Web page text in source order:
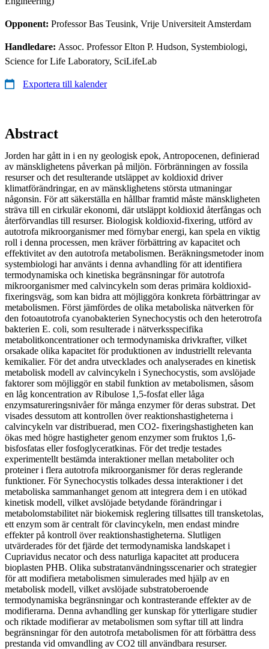
Opponent: Professor Bas Teusink, Vrije Universiteit Amsterdam
Handledare: Assoc. Professor Elton P. Hudson, Systembiologi,
Science for Life Laboratory, SciLifeLab
Exportera till kalender
Abstract
Jorden har gått in i en ny geologisk epok, Antropocenen, definierad
av mänsklighetens påverkan på miljön. Förbränningen av fossila
resurser och det resulterande utsläppet av koldioxid driver
klimatförändringar, en av mänsklighetens största utmaningar
någonsin. För att säkerställa en hållbar framtid måste mänskligheten
sträva till en cirkulär ekonomi, där utsläppt koldioxid återfångas och
återförvandlas till resurser. Biologisk koldioxid-fixering, utförd av
autotrofa mikroorganismer med förnybar energi, kan spela en viktig
roll i denna processen, men kräver förbättring av kapacitet och
effektivitet av den autotrofa metabolismen. Beräkningsmetoder inom
systembiologi har använts i denna avhandling för att identifiera
termodynamiska och kinetiska begränsningar för autotrofa
mikroorganismer med calvincykeln som deras primära koldioxid-
fixeringsväg, som kan bidra att möjliggöra konkreta förbättringar av
metabolismen. Först jämfördes de olika metaboliska nätverken för
den fotoautotrofa cyanobakterien Synechocystis och den heterotrofa
bakterien E. coli, som resulterade i nätverksspecifika
metabolitkoncentrationer och termodynamiska drivkrafter, vilket
orsakade olika kapacitet för produktionen av industriellt relevanta
kemikalier. För det andra utvecklades och analyserades en kinetisk
metabolisk modell av calvincykeln i Synechocystis, som avslöjade
faktorer som möjliggör en stabil funktion av metabolismen, såsom
en låg koncentration av Ribulose 1,5-fosfat eller låga
enzymsatureringsnivåer för många enzymer för deras substrat. Det
visades dessutom att kontrollen över reaktionshastigheterna i
calvincykeln var distribuerad, men CO2- fixeringshastigheten kan
ökas med högre hastigheter genom enzymer som fruktos 1,6-
bisfosfatas eller fosfoglyceratkinas. För det tredje testades
experimentellt bestämda interaktioner mellan metaboliter och
proteiner i flera autotrofa mikroorganismer för deras reglerande
funktioner. För Synechocystis tolkades dessa interaktioner i det
metaboliska sammanhanget genom att integrera dem i en utökad
kinetisk modell, vilket avslöjade betydande förändringar i
metabolomstabilitet när biokemisk reglering tillsattes till transketolas,
ett enzym som är centralt för clavincykeln, men endast mindre
effekter på kontroll över reaktionshastigheterna. Slutligen
utvärderades för det fjärde det termodynamiska landskapet i
Cupriavidus necator och dess naturliga kapacitet att producera
bioplasten PHB. Olika substratanvändningsscenarier och strategier
för att modifiera metabolismen simulerades med hjälp av en
metabolisk modell, vilket avslöjade substratoberoende
termodynamiska begränsningar och kontrasterande effekter av de
modifierarna. Denna avhandling ger kunskap för ytterligare studier
och riktade modifierar av metabolismen som syftar till att lindra
begränsningar för den autotrofa metabolismen för att förbättra dess
prestanda vid omvandling av CO2 till användbara resurser.